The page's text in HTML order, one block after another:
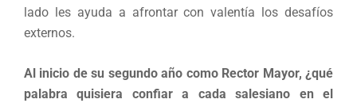
lado les ayuda a afrontar con valentía los desafíos
externos.
Al inicio de su segundo año como Rector Mayor, ¿qué
palabra quisiera confiar a cada salesiano en el